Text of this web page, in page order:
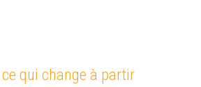
qui change à partir